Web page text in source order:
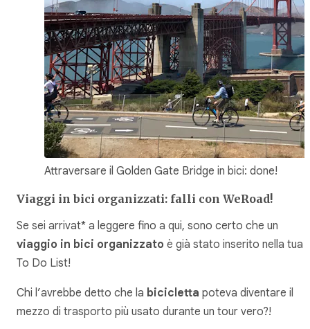
Attraversare il Golden Gate Bridge in bici: done!
Viaggi in bici organizzati: falli con WeRoad!
Se sei arrivat* a leggere fino a qui, sono certo che un
viaggio in bici organizzato è già stato inserito nella tua
To Do List!
Chi l’avrebbe detto che la bicicletta poteva diventare il
mezzo di trasporto più usato durante un tour vero?!